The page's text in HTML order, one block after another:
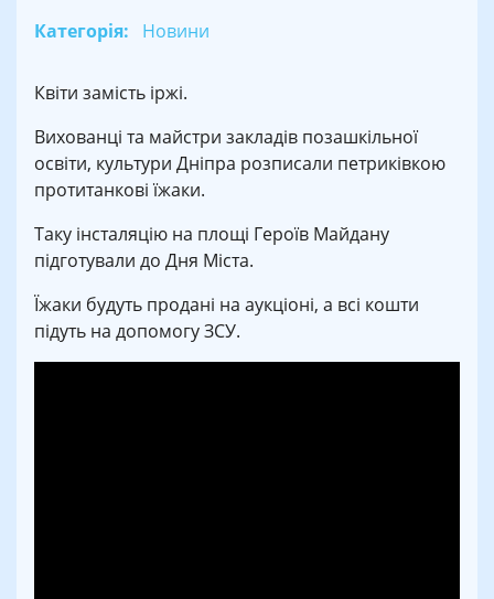
Категорія: Новини
Квіти замість іржі.
Вихованці та майстри закладів позашкільної
освіти, культури Дніпра розписали петриківкою
протитанкові їжаки.
Таку інсталяцію на площі Героїв Майдану
підготували до Дня Міста.
Їжаки будуть продані на аукціоні, а всі кошти
підуть на допомогу ЗСУ.